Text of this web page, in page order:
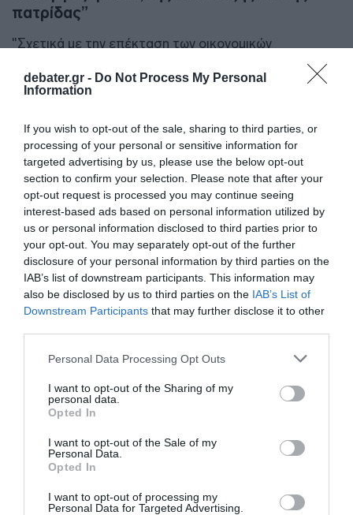
debater.gr - Do Not Process My Personal
Information
If you wish to opt-out of the sale, sharing to third parties, or
processing of your personal or sensitive information for
targeted advertising by us, please use the below opt-out
section to confirm your selection. Please note that after your
opt-out request is processed you may continue seeing
interest-based ads based on personal information utilized by
us or personal information disclosed to third parties prior to
your opt-out. You may separately opt-out of the further
disclosure of your personal information by third parties on the
IAB’s list of downstream participants. This information may
also be disclosed by us to third parties on the IAB’s List of
Downstream Participants that may further disclose it to other
Please note that this website/app uses one or more Google
not limited to your visit or usage behaviour. You may click to
grant or deny consent to Google and its third-party tags to
use your data for below specified purposes in below Google
consent section.
Personal Data Processing Opt Outs
I want to opt-out of the Sharing of my
personal data.
Opted In
I want to opt-out of the Sale of my
Personal Data.
Opted In
I want to opt-out of processing my
Personal Data for Targeted Advertising.
πατρίδας”
"Σχετικά με την επέκταση των οικονομικών
21.11.2025 - 14:32
ΠΟΛΙΤΙΚΗ
Τάκης Θεοδωρικάκος: “Στρατηγική η
επένδυση στη ναυπηγική βιομηχανία, τμήμα
του νέου παραγωγικού μοντέλου”
"Όλο και περισσότερες δυνατότητες ασφαλούς
εργασίας για νέα παιδιά"
30.10.2024 - 11:36